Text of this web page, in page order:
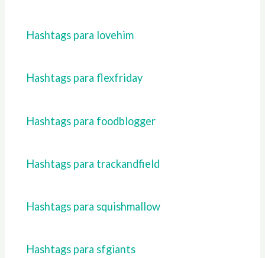
Hashtags para lovehim
Hashtags para flexfriday
Hashtags para foodblogger
Hashtags para trackandfield
Hashtags para squishmallow
Hashtags para sfgiants